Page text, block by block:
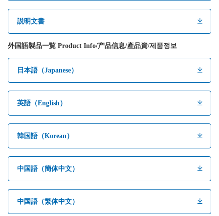
説明文書
外国語製品一覧 Product Info/产品信息/產品資/제품정보
日本語（Japanese）
英語（English）
韓国語（Korean）
中国語（簡体中文）
中国語（繁体中文）